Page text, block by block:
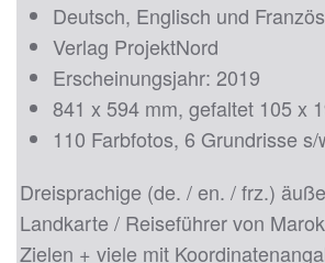
Deutsch, Englisch und
Verlag ProjektNord
Erscheinungsjahr: 2019
841 x 594 mm, gefaltet 105 x
110 Farbfotos, 6 Grundrisse s/
Dreisprachige (de. / en. / frz.)
Landkarte / Reiseführer von
Zielen + viele mit